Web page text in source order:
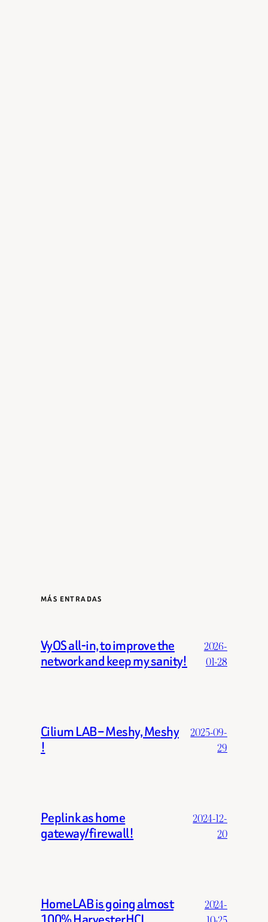
MÁS ENTRADAS
VyOS all-in, to improve the
network and keep my sanity!
2026-
01-28
Cilium LAB – Meshy, Meshy
!
2025-09-
29
Peplink as home
gateway/firewall!
2024-12-
20
HomeLAB is going almost
2024-